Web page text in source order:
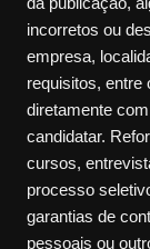
incorretos ou
empresa,
requisitos,
diretamente
candidatar.
cursos,
processo
garantias de
pessoais ou